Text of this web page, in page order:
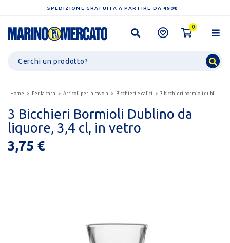
SPEDIZIONE GRATUITA A PARTIRE DA 490€
0
Home Per la casa Articoli per la tavola Bicchieri e calici 3 bicchieri bormioli dublino da liquore, 3,4 cl, in...
3 Bicchieri Bormioli Dublino da
liquore, 3,4 cl, in vetro
3,75 €